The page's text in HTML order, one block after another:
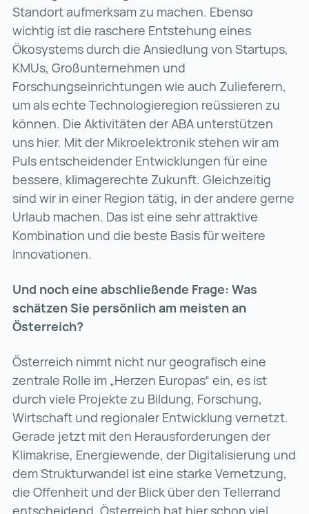
Standort aufmerksam zu machen. Ebenso
wichtig ist die raschere Entstehung eines
Ökosystems durch die Ansiedlung von Startups,
KMUs, Großunternehmen und
Forschungseinrichtungen wie auch Zulieferern,
um als echte Technologieregion reüssieren zu
können. Die Aktivitäten der ABA unterstützen
uns hier. Mit der Mikroelektronik stehen wir am
Puls entscheidender Entwicklungen für eine
bessere, klimagerechte Zukunft. Gleichzeitig
sind wir in einer Region tätig, in der andere gerne
Urlaub machen. Das ist eine sehr attraktive
Kombination und die beste Basis für weitere
Innovationen.
Und noch eine abschließende Frage: Was
schätzen Sie persönlich am meisten an
Österreich?
Österreich nimmt nicht nur geografisch eine
zentrale Rolle im „Herzen Europas“ ein, es ist
durch viele Projekte zu Bildung, Forschung,
Wirtschaft und regionaler Entwicklung vernetzt.
Gerade jetzt mit den Herausforderungen der
Klimakrise, Energiewende, der Digitalisierung und
dem Strukturwandel ist eine starke Vernetzung,
die Offenheit und der Blick über den Tellerrand
entscheidend. Österreich hat hier schon viel